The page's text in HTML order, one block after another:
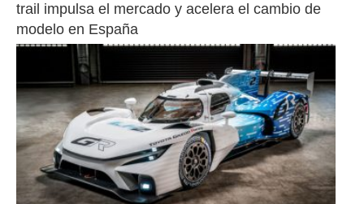
trail impulsa el mercado y acelera el cambio de
modelo en España